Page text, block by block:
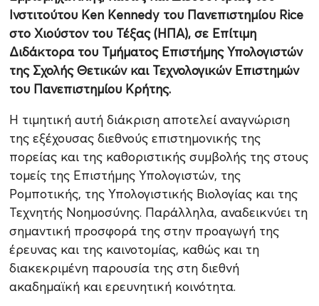
Ινστιτούτου Ken Kennedy του Πανεπιστημίου Rice
στο Χιούστον του Τέξας (ΗΠΑ), σε Επίτιμη
Διδάκτορα του Τμήματος Επιστήμης Υπολογιστών
της Σχολής Θετικών και Τεχνολογικών Επιστημών
του Πανεπιστημίου Κρήτης.
Η τιμητική αυτή διάκριση αποτελεί αναγνώριση
της εξέχουσας διεθνούς επιστημονικής της
πορείας και της καθοριστικής συμβολής της στους
τομείς της Επιστήμης Υπολογιστών, της
Ρομποτικής, της Υπολογιστικής Βιολογίας και της
Τεχνητής Νοημοσύνης. Παράλληλα, αναδεικνύει τη
σημαντική προσφορά της στην προαγωγή της
έρευνας και της καινοτομίας, καθώς και τη
διακεκριμένη παρουσία της στη διεθνή
ακαδημαϊκή και ερευνητική κοινότητα.